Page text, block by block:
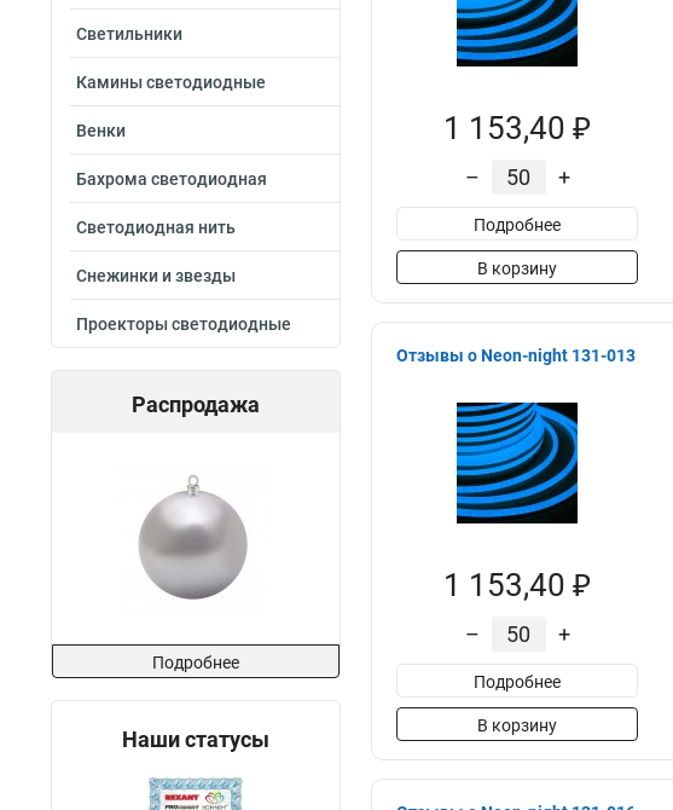
Светильники
Камины светодиодные
Венки
Бахрома светодиодная
Светодиодная нить
Снежинки и звезды
Проекторы светодиодные
Распродажа
Подробнее
Наши статусы
1 153,40 ₽
– +
Подробнее
В корзину
Отзывы о Neon-night 131-013
1 153,40 ₽
– +
Подробнее
В корзину